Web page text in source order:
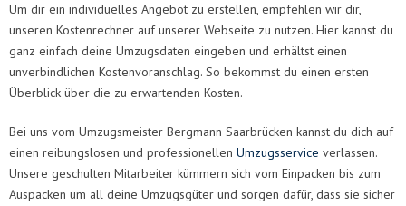
Um dir ein individuelles Angebot zu erstellen, empfehlen wir dir,
unseren Kostenrechner auf unserer Webseite zu nutzen. Hier kannst du
ganz einfach deine Umzugsdaten eingeben und erhältst einen
unverbindlichen Kostenvoranschlag. So bekommst du einen ersten
Überblick über die zu erwartenden Kosten.
Bei uns vom Umzugsmeister Bergmann Saarbrücken kannst du dich auf
einen reibungslosen und professionellen Umzugsservice verlassen.
Unsere geschulten Mitarbeiter kümmern sich vom Einpacken bis zum
Auspacken um all deine Umzugsgüter und sorgen dafür, dass sie sicher